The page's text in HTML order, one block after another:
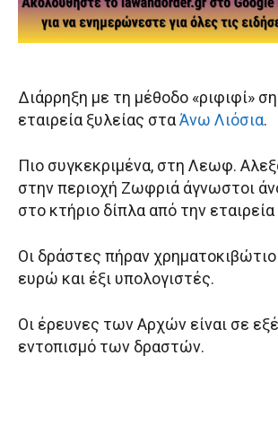
Διάρρηξη με τη μέθοδο «ριφιφί»
εταιρεία ξυλείας σταΆνω Λιόσια.
Πιο συγκεκριμένα, στη Λεωφ.
στην περιοχή Ζωφριά άγνωστοι
στο κτήριο δίπλα από την εταιρεία
Οι δράστες πήραν
ευρώ και έξι υπολογιστές.
Οι έρευνες των Αρχών είναι σε
εντοπισμό των δραστών.